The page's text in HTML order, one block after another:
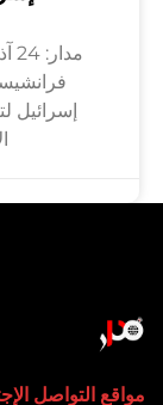
إسرائيل
مواقع التواصل